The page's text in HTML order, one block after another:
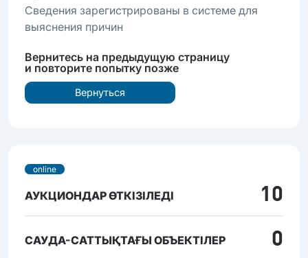
Сведения зарегистрированы в системе для
выяснения причин
Вернитесь на предыдущую страницу
и повторите попытку позже
Вернуться
online
АУКЦИОНДАР ӨТКІЗІЛЕДІ 10
САУДА-САТТЫҚТАҒЫ ОБЪЕКТІЛЕР 0